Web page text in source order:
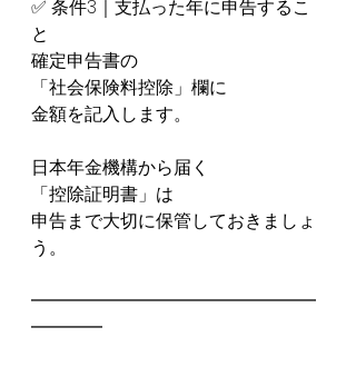
✅ 条件3｜支払った年に申告するこ
と
確定申告書の
「社会保険料控除」欄に
金額を記入します。
日本年金機構から届く
「控除証明書」は
申告まで大切に保管しておきましょ
う。
━━━━━━━━━━━━━━━━
━━━━